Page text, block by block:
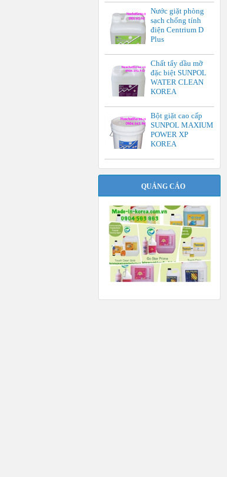
Nước giặt phòng
sạch chống tính
điện Centrium D
Plus
Chất tẩy dầu mỡ
đặc biệt SUNPOL
WATER CLEAN
KOREA
Bột giặt cao cấp
SUNPOL MAXIUM
POWER XP
KOREA
QUẢNG CÁO